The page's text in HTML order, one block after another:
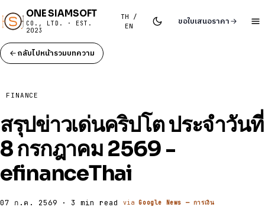
ONE SIAMSOFT
CO., LTD. · EST.
2023
TH /
EN
ขอใบเสนอราคา
กลับไปหน้ารวมบทความ
FINANCE
สรุปข่าวเด่นคริปโต ประจำวันที่
8 กรกฎาคม 2569 -
efinanceThai
07 ก.ค. 2569 · 3 min read viaGoogle News — การเงิน